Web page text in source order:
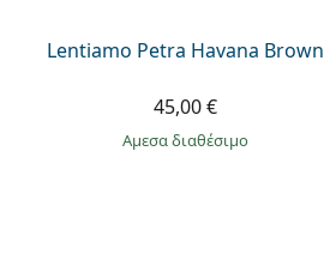
Lentiamo Petra Havana Brown
45,00 €
άμεσα διαθέσιμο